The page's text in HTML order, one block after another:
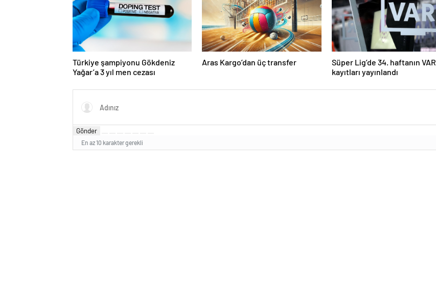
Türkiye şampiyonu Gökdeniz
Yağar’a 3 yıl men cezası
Aras Kargo’dan üç transfer
Süper Lig’de 34. haftanın VAR
kayıtları yayınlandı
Gönder
En az 10 karakter gerekli